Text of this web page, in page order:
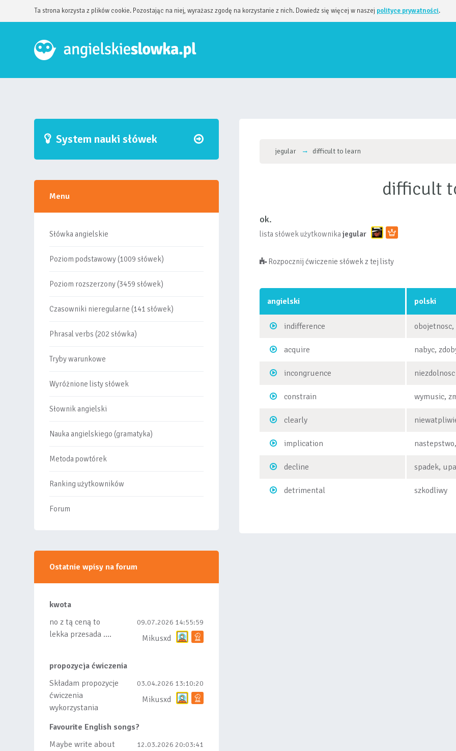
Ta strona korzysta z plików cookie. Pozostając na niej, wyrażasz zgodę na korzystanie z nich. Dowiedz się więcej w naszej polityce prywatności.
System nauki słówek
Menu
Słówka angielskie
Poziom podstawowy (1009 słówek)
Poziom rozszerzony (3459 słówek)
Czasowniki nieregularne (141 słówek)
Phrasal verbs (202 słówka)
Tryby warunkowe
Wyróżnione listy słówek
Słownik angielski
Nauka angielskiego (gramatyka)
Metoda powtórek
Ranking użytkowników
Forum
Ostatnie wpisy na forum
kwota
no z tą ceną to
lekka przesada ....
09.07.2026 14:55:59
Mikusxd
propozycja ćwiczenia
Składam propozycje
ćwiczenia
wykorzystania
lub dodanych do
listy, czy tez ze
03.04.2026 13:10:20
Mikusxd
Favourite English songs?
Maybe write about
12.03.2026 20:03:41
jegular difficult to learn
difficult
ok.
lista słówek użytkownikajegular
Rozpocznij ćwiczenie słówek z tej listy
angielski polski
indifference
acquire nabyc,
incongruence niezdolnosc
constrain wymusic,
clearly
implication
decline spadek,
detrimental szkodliwy